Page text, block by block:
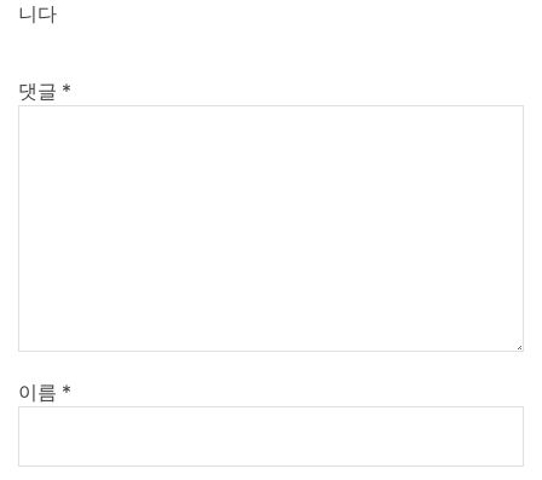
니다
댓글 *
이름 *